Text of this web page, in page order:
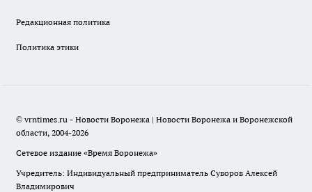
Редакционная политика
Политика этики
© vrntimes.ru - Новости Воронежа | Новости Воронежа и Воронежской
области, 2004-2026
Сетевое издание «Время Воронежа»
Учредитель: Индивидуальный предприниматель Суворов Алексей
Владимирович